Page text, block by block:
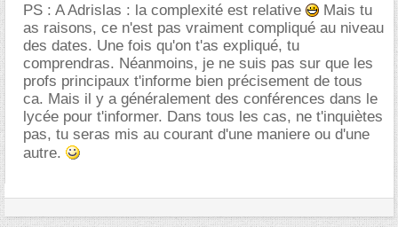
PS : A Adrislas : la complexité est relative
Mais tu
as raisons, ce n'est pas vraiment compliqué au niveau
des dates. Une fois qu'on t'as expliqué, tu
comprendras. Néanmoins, je ne suis pas sur que les
profs principaux t'informe bien précisement de tous
ca. Mais il y a généralement des conférences dans le
lycée pour t'informer. Dans tous les cas, ne t'inquiètes
pas, tu seras mis au courant d'une maniere ou d'une
autre.